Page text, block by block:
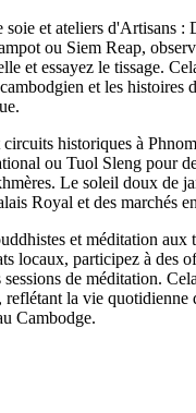
C'est un mélange
avec des
communautaires.
de Danse Traditionnelle
performances gracieuses
anciens, souvent avec des
par l'UNESCO
sur le Tonlé Sap :
similaires pour des
les traditions de pêche
avec les locaux pour en
et les coutumes
soie et ateliers d'Artisans :
ou Siem Reap,
et essayez le tissage.